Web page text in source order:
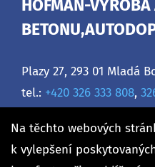
HOFMAN-
Plazy 27, 293 01 Mladá
tel.: +420 326 333 808,
e-mail:
www.hofmanmb.cz
Na těchto webových
k vylepšení